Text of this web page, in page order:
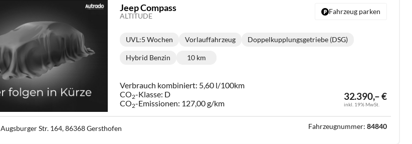
Jeep Compass
ALTITUDE
32.390,– €
inkl. 19% MwSt.
Lieferzeit:
UVL:5 Wochen Vorlauffahrzeug
Getriebe:
Doppelkupplungsgetriebe (DSG)
Kraftstoff:
Hybrid Benzin
Kilometerstand:
10 km
Verbrauch kombiniert: 5,60 l/100km
CO2-Klasse: D
CO2-Emissionen: 127,00 g/km
Fahrzeug parken
Augsburger Str. 164,86368 Gersthofen Fahrzeugnummer: 84840